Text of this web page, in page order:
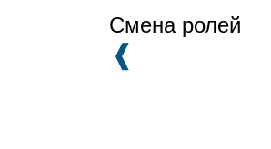
❰
Смена ролей